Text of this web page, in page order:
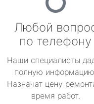
Любой
по телефону
Наши специалисты
полную
Назначат цену
время работ.